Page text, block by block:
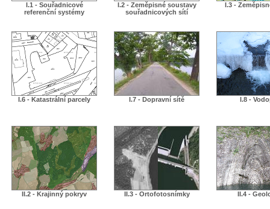
I.1 - Souřadnicové
referenční systémy
I.2 - Zeměpisné soustavy
souřadnicových sítí
I.3 -
I.6 - Katastrální parcely I.7 - Dopravní sítě I.8 -
II.2 - Krajinný pokryv II.3 - Ortofotosnímky II.4 -